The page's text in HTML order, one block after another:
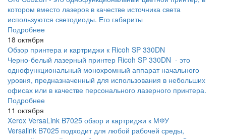
котором вместо лазеров в качестве источника света
используются светодиоды. Его габариты
Подробнее
18 октября
Обзор принтера и картриджи к Ricoh SP 330DN
Черно-белый лазерный принтер Ricoh SP 330DN - это
однофункциональный монохромный аппарат начального
уровня, предназначенный для использования в небольших
офисах или в качестве персонального лазерного принтера.
Подробнее
11 октября
Xerox VersaLink B7025 обзор и картриджи к МФУ
Versalink B7025 подходит для любой рабочей среды,